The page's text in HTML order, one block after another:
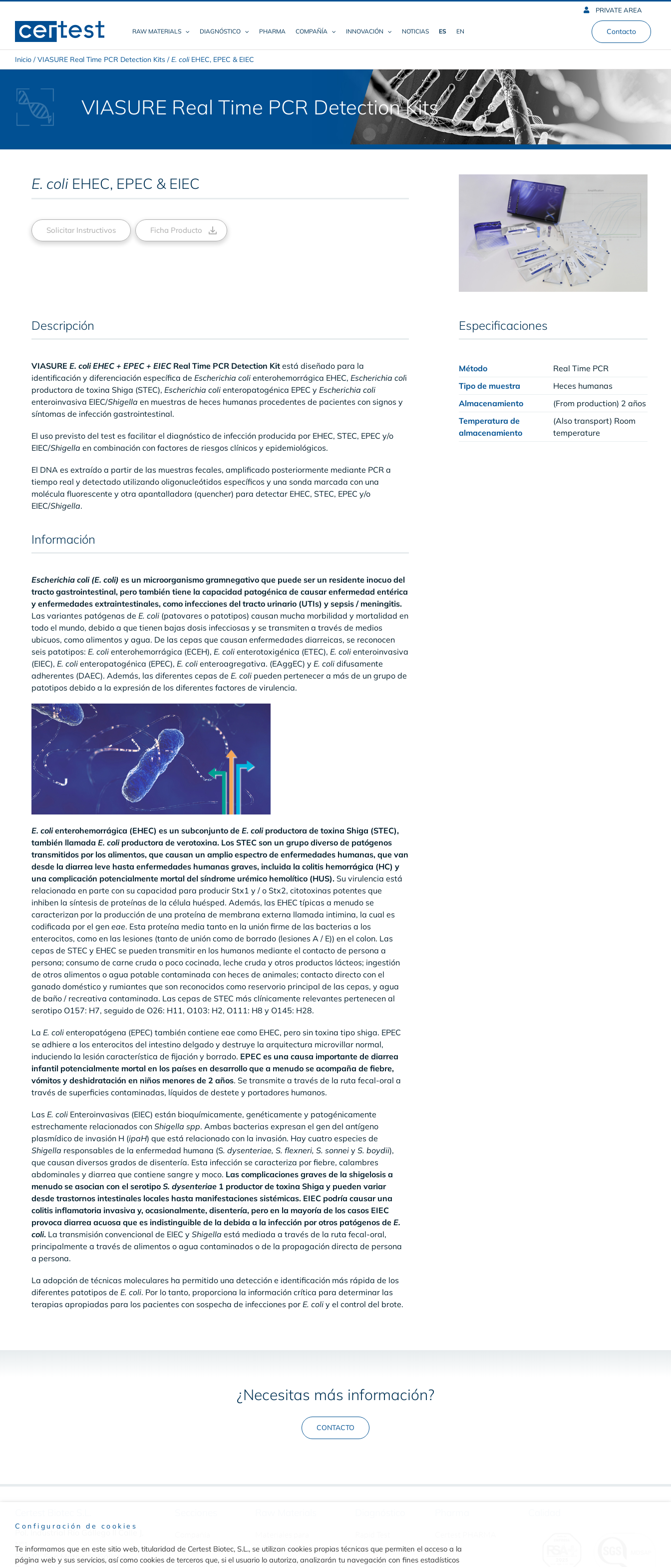
content
PRIVATE AREA
RAW MATERIALS DIAGNÓSTICO PHARMA COMPAÑÍA INNOVACIÓN NOTICIAS ES EN Contacto
Inicio/VIASURE Real Time PCR Detection Kits/ E. coliEHEC, EPEC & EIEC
VIASURE Real Time PCR Detection Kits
E. coliEHEC, EPEC & EIEC
Solicitar Instructivos Ficha Producto
Descripción
VIASURE E. coli EHEC + EPEC + EIECReal Time PCR Detection Kitestá diseñado para la
identificación y diferenciación específica de Escherichia colienterohemorrágica EHEC, Escherichia coli
productora de toxina Shiga (STEC), Escherichia colienteropatogénica EPEC y Escherichia coli
enteroinvasiva EIEC/Shigella en muestras de heces humanas procedentes de pacientes con signos y
síntomas de infección gastrointestinal.
El uso previsto del test es facilitar el diagnóstico de infección producida por EHEC, STEC, EPEC y/o
EIEC/Shigella en combinación con factores de riesgos clínicos y epidemiológicos.
El DNA es extraído a partir de las muestras fecales, amplificado posteriormente mediante PCR a
tiempo real y detectado utilizando oligonucleótidos específicos y una sonda marcada con una
molécula fluorescente y otra apantalladora (quencher) para detectar EHEC, STEC, EPEC y/o
EIEC/Shigella.
Especificaciones
Método
Real Time PCR
Tipo de muestra
Heces humanas
Almacenamiento
(From production) 2 años
Temperatura de
almacenamiento
(Also transport) Room
temperature
Información
Escherichia coli (E. coli) es un microorganismo gramnegativo que puede ser un residente inocuo del
tracto gastrointestinal, pero también tiene la capacidad patogénica de causar enfermedad entérica
y enfermedades extraintestinales, como infecciones del tracto urinario (UTIs) y sepsis / meningitis.
Las variantes patógenas de E. coli(patovares o patotipos) causan mucha morbilidad y mortalidad en
todo el mundo, debido a que tienen bajas dosis infecciosas y se transmiten a través de medios
ubicuos, como alimentos y agua. De las cepas que causan enfermedades diarreicas, se reconocen
seis patotipos: E. colienterohemorrágica (ECEH), E. colienterotoxigénica (ETEC), E. colienteroinvasiva
(EIEC), E. colienteropatogénica (EPEC), E. colienteroagregativa. (EAggEC) y E. colidifusamente
adherentes (DAEC). Además, las diferentes cepas de E. colipueden pertenecer a más de un grupo de
patotipos debido a la expresión de los diferentes factores de virulencia.
E. colienterohemorrágica (EHEC) es un subconjunto de E. coliproductora de toxina Shiga (STEC),
también llamada E. coliproductora de verotoxina. Los STEC son un grupo diverso de patógenos
transmitidos por los alimentos, que causan un amplio espectro de enfermedades humanas, que van
desde la diarrea leve hasta enfermedades humanas graves, incluida la colitis hemorrágica (HC) y
una complicación potencialmente mortal del síndrome urémico hemolítico (HUS).Su virulencia está
relacionada en parte con su capacidad para producir Stx1 y / o Stx2, citotoxinas potentes que
inhiben la síntesis de proteínas de la célula huésped. Además, las EHEC típicas a menudo se
caracterizan por la producción de una proteína de membrana externa llamada intimina, la cual es
codificada por el gen eae. Esta proteína media tanto en la unión firme de las bacterias a los
enterocitos, como en las lesiones (tanto de unión como de borrado (lesiones A / E)) en el colon. Las
cepas de STEC y EHEC se pueden transmitir en los humanos mediante el contacto de persona a
persona; consumo de carne cruda o poco cocinada, leche cruda y otros productos lácteos; ingestión
de otros alimentos o agua potable contaminada con heces de animales; contacto directo con el
ganado doméstico y rumiantes que son reconocidos como reservorio principal de las cepas, y agua
de baño / recreativa contaminada. Las cepas de STEC más clínicamente relevantes pertenecen al
serotipo O157: H7, seguido de O26: H11, O103: H2, O111: H8 y O145: H28.
La E. colienteropatógena (EPEC) también contiene eae como EHEC, pero sin toxina tipo shiga. EPEC
se adhiere a los enterocitos del intestino delgado y destruye la arquitectura microvillar normal,
induciendo la lesión característica de fijación y borrado. EPEC es una causa importante de diarrea
infantil potencialmente mortal en los países en desarrollo que a menudo se acompaña de fiebre,
vómitos y deshidratación en niños menores de 2 años. Se transmite a través de la ruta fecal-oral a
través de superficies contaminadas, líquidos de destete y portadores humanos.
Las E. coliEnteroinvasivas (EIEC) están bioquímicamente, genéticamente y patogénicamente
estrechamente relacionados con Shigella spp. Ambas bacterias expresan el gen del antígeno
plasmídico de invasión H (ipaH) que está relacionado con la invasión. Hay cuatro especies de
Shigella responsables de la enfermedad humana (S. dysenteriae, S. flexneri, S. sonneiy S. boydii),
que causan diversos grados de disentería. Esta infección se caracteriza por fiebre, calambres
abdominales y diarrea que contiene sangre y moco. Las complicaciones graves de la shigelosis a
menudo se asocian con el serotipo S. dysenteriae1 productor de toxina Shiga y pueden variar
desde trastornos intestinales locales hasta manifestaciones sistémicas. EIEC podría causar una
colitis inflamatoria invasiva y, ocasionalmente, disentería, pero en la mayoría de los casos EIEC
provoca diarrea acuosa que es indistinguible de la debida a la infección por otros patógenos deE.
coli.La transmisión convencional de EIEC y Shigella está mediada a través de la ruta fecal-oral,
principalmente a través de alimentos o agua contaminados o de la propagación directa de persona
a persona.
La adopción de técnicas moleculares ha permitido una detección e identificación más rápida de los
diferentes patotipos de E. coli. Por lo tanto, proporciona la información crítica para determinar las
terapias apropiadas para los pacientes con sospecha de infecciones por E. coliy el control del brote.
¿Necesitas más información?
CONTACTO
Pol. Industrial Río Gállego II Calle J,
Nº1
50840, San Mateo de Gállego
Noticias
inmunodiagnóstico
Materiales para
Turbilatex
Configuración de cookies
Te informamos que en este sitio web, titularidad de Certest Biotec, S.L., se utilizan cookies propias técnicas que permiten el acceso a la
página web y sus servicios, así como cookies de terceros que, si el usuario lo autoriza, analizarán tu navegación con fines estadísticos